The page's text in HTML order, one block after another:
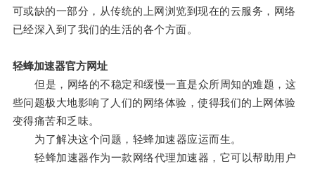
可或缺的一部分，从传统的上网浏览到现在的云服务，网络
已经深入到了我们的生活的各个方面。
轻蜂加速器官方网址
但是，网络的不稳定和缓慢一直是众所周知的难题，这
些问题极大地影响了人们的网络体验，使得我们的上网体验
变得痛苦和乏味。
为了解决这个问题，轻蜂加速器应运而生。
轻蜂加速器作为一款网络代理加速器，它可以帮助用户